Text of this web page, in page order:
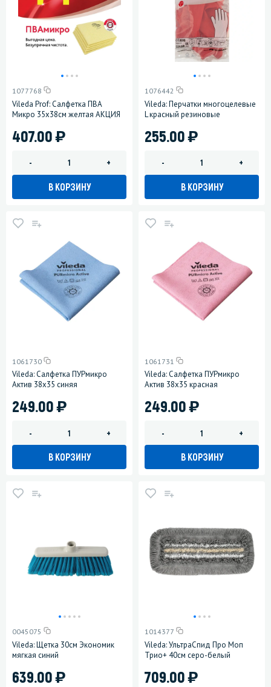
1077768
Vileda Prof: Салфетка ПВА
Микро 35х38см желтая АКЦИЯ
407.00)
- +
В КОРЗИНУ
1076442
Vileda: Перчатки многоцелевые
L красный резиновые
255.00)
- +
В КОРЗИНУ
1061730
Vileda: Салфетка ПУРмикро
Актив 38х35 синяя
249.00)
- +
В КОРЗИНУ
1061731
Vileda: Салфетка ПУРмикро
Актив 38х35 красная
249.00)
- +
В КОРЗИНУ
0045075
Vileda: Щетка 30см Экономик
мягкая синий
639.00)
1014377
Vileda: УльтраСпид Про Моп
Трио+ 40см серо-белый
709.00)